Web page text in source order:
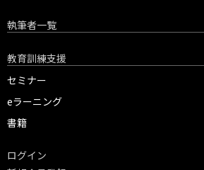
執筆者一覧
教育訓練支援
セミナー
eラーニング
書籍
ログイン